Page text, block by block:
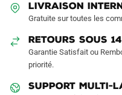
LIVRAISON
Gratuite sur toutes les
RETOURS SOUS
Garantie Satisfait ou
priorité.
SUPPORT MULTI-